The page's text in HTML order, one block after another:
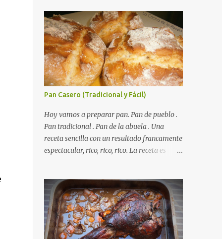
Autorecambiosstore.ES
Pan Casero (Tradicional y Fácil)
Hoy vamos a preparar pan. Pan de pueblo .
Pan tradicional . Pan de la abuela . Una
receta sencilla con un resultado francamente
espectacular, rico, rico, rico. La receta es
Es económico ( por un euro y poco sale todo
éste pan ). El pan sale crujiente y tierno,
además te aguanta varios días y puedes
utilizarlo para otras recetas como tostas o
picatostes. INGREDIENTES para un Pan